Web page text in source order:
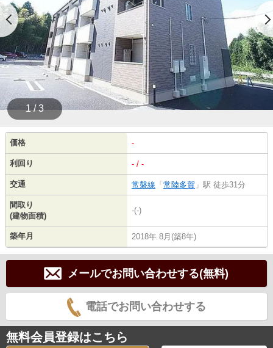
1 / 3
価格 -
利回り - / -
交通 常磐線 「 常陸多賀 」駅 徒歩31分
間取り
(建物面積)
-(-)
築年月 2018年 8月(築8年)
メールでお問い合わせする(無料)
電話でお問い合わせする
無料会員登録はこちら